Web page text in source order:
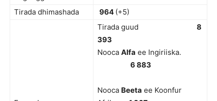
Tirada dhimashada 964 (+5)
Tirada guud 8
393
Nooca Alfa ee Ingiriiska.
6 883
Nooca Beeta ee Koonfur